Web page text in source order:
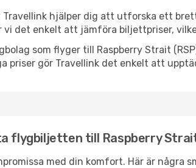
Travellink hjälper dig att utforska ett
det enkelt att jämföra biljettpriser,
som flyger till Raspberry Strait
priser gör Travellink det enkelt att
flygbiljetten till Raspberry
med din komfort. Här är några